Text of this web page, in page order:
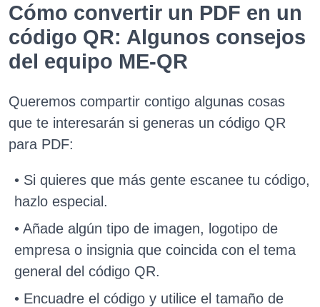
Cómo convertir un PDF en un
código QR: Algunos consejos
del equipo ME-QR
Queremos compartir contigo algunas cosas
que te interesarán si generas un código QR
para PDF:
• Si quieres que más gente escanee tu código,
hazlo especial.
• Añade algún tipo de imagen, logotipo de
empresa o insignia que coincida con el tema
general del código QR.
• Encuadre el código y utilice el tamaño de